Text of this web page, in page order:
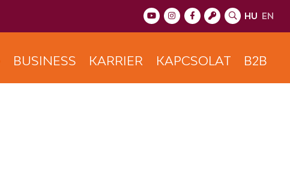
HU EN
BUSINESS KARRIER KAPCSOLAT B2B